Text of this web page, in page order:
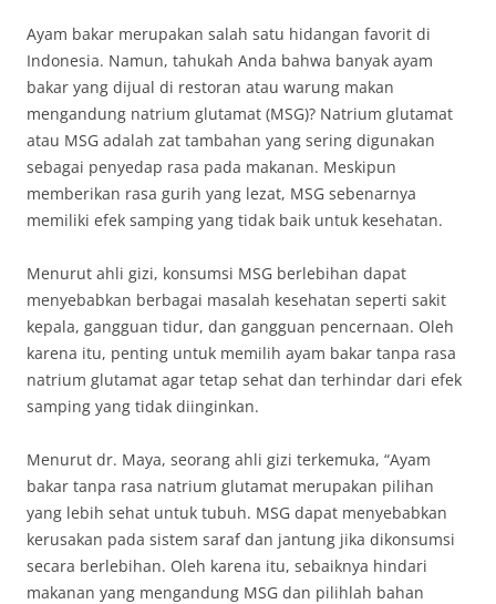
Ayam bakar merupakan salah satu hidangan favorit di
Indonesia. Namun, tahukah Anda bahwa banyak ayam
bakar yang dijual di restoran atau warung makan
mengandung natrium glutamat (MSG)? Natrium glutamat
atau MSG adalah zat tambahan yang sering digunakan
sebagai penyedap rasa pada makanan. Meskipun
memberikan rasa gurih yang lezat, MSG sebenarnya
memiliki efek samping yang tidak baik untuk kesehatan.
Menurut ahli gizi, konsumsi MSG berlebihan dapat
menyebabkan berbagai masalah kesehatan seperti sakit
kepala, gangguan tidur, dan gangguan pencernaan. Oleh
karena itu, penting untuk memilih ayam bakar tanpa rasa
natrium glutamat agar tetap sehat dan terhindar dari efek
samping yang tidak diinginkan.
Menurut dr. Maya, seorang ahli gizi terkemuka, “Ayam
bakar tanpa rasa natrium glutamat merupakan pilihan
yang lebih sehat untuk tubuh. MSG dapat menyebabkan
kerusakan pada sistem saraf dan jantung jika dikonsumsi
secara berlebihan. Oleh karena itu, sebaiknya hindari
makanan yang mengandung MSG dan pilihlah bahan